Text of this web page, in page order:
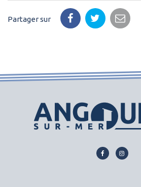
Partager sur
Lien
Lien